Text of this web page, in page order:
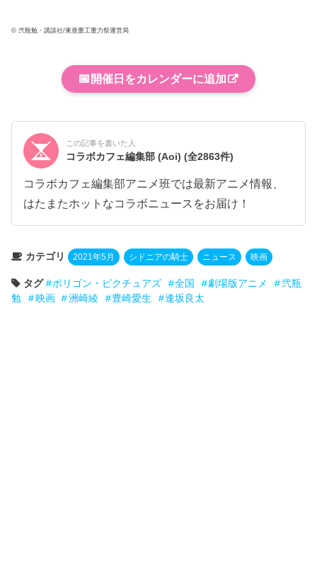
© 弐瓶勉・講談社/東亜重工重力祭運営局
📅 開催日をカレンダーに追加
この記事を書いた人
コラボカフェ編集部 (Aoi)(全2863件)
コラボカフェ編集部アニメ班では最新アニメ情報、
はたまたホットなコラボニュースをお届け！
カテゴリ 2021年5月 シドニアの騎士 ニュース 映画
タグ ポリゴン・ピクチュアズ 全国 劇場版アニメ
弐瓶
勉
映画 洲崎綾 豊崎愛生 逢坂良太